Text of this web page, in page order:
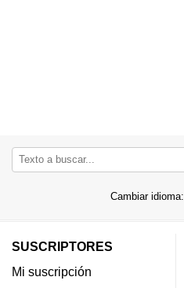
Cambiar idioma:
SUSCRIPTORES
Mi suscripción